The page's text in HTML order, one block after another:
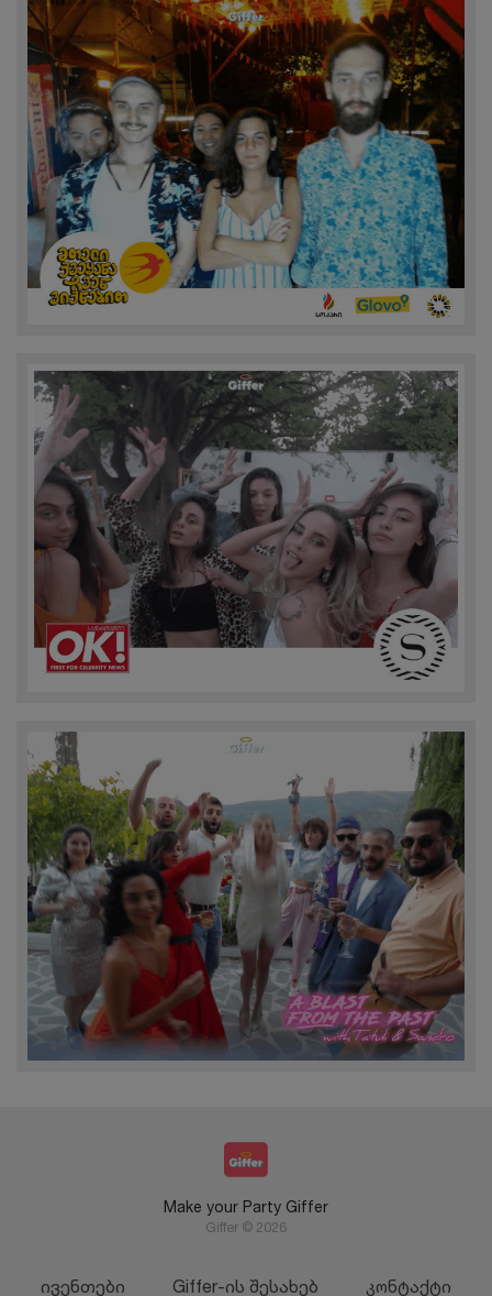
Make your Party Giffer
Giffer © 2026
ივენთები Giffer-ის შესახებ კონტაქტი